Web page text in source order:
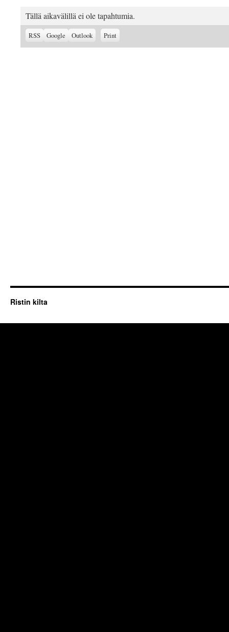
Tällä aikavälillä ei ole tapahtumia.
RSS
Subscribe
Google
Subscribe
Outlook Print
Ristin kilta